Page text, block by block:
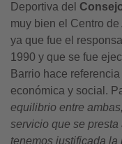
Deportiva del
muy bien el Centro
ya que fue el
1990 y que se fue
Barrio hace
económica y social.
equilibrio entre
servicio que se
tenemos justificada